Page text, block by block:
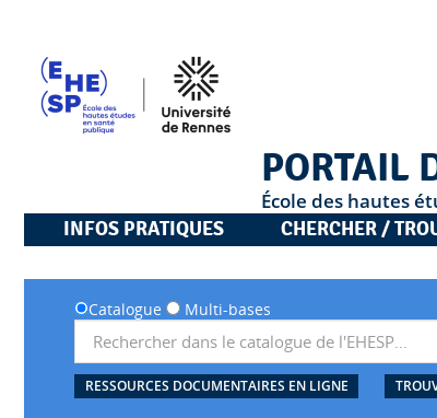
PORTAIL
École des hautes
INFOS PRATIQUES
CHERCHER /
Catalogue Multi-bases
RESSOURCES DOCUMENTAIRES EN LIGNE